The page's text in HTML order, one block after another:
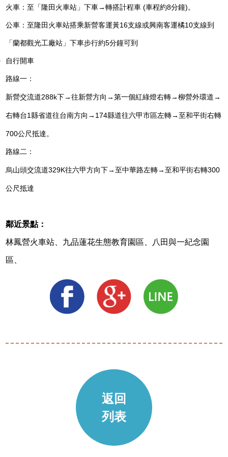
火車：至「隆田火車站」下車→轉搭計程車 (車程約8分鐘)。
公車：至隆田火車站搭乘新營客運黃16支線或興南客運橘10支線到
「蘭都觀光工廠站」下車步行約5分鐘可到
自行開車
路線一：
新營交流道288k下→往新營方向→第一個紅綠燈右轉→柳營外環道→
右轉台1縣省道往台南方向→174縣道往六甲市區左轉→至和平街右轉
700公尺抵達。
路線二：
烏山頭交流道329K往六甲方向下→至中華路左轉→至和平街右轉300
公尺抵達
鄰近景點：
林鳳營火車站、九品蓮花生態教育園區、八田與一紀念園
區、
返回
列表